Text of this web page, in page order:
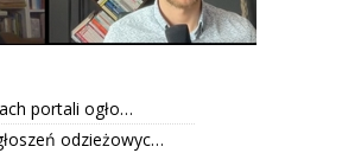
portali ogło…
odzieżowyc…